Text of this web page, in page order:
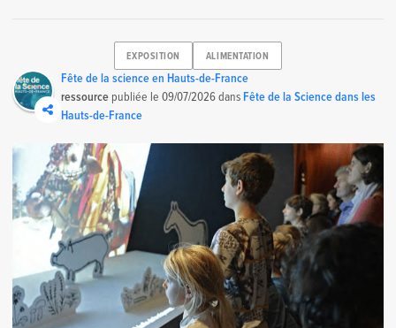
EXPOSITION ALIMENTATION
Fête de la science en Hauts-de-France
ressource publiée le09/07/2026dansFête de la Science dans les
Hauts-de-France